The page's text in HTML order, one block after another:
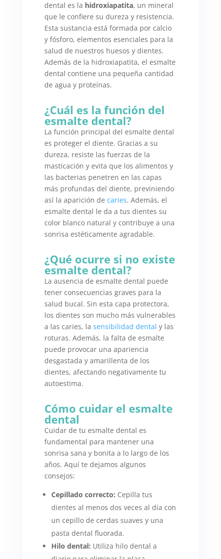
dental es la hidroxiapatita, un mineral
que le confiere su dureza y resistencia.
Esta sustancia está formada por calcio
y fósforo, elementos esenciales para la
salud de nuestros huesos y dientes.
Además de la hidroxiapatita, el esmalte
dental contiene una pequeña cantidad
de agua y proteínas.
¿Cuál es la función del
esmalte dental?
La función principal del esmalte dental
es proteger el diente. Gracias a su
dureza, resiste las fuerzas de la
masticación y evita que los alimentos y
las bacterias penetren en las capas
más profundas del diente, previniendo
así la aparición de caries. Además, el
esmalte dental le da a tus dientes su
color blanco natural y contribuye a una
sonrisa estéticamente agradable.
¿Qué ocurre si no existe
esmalte dental?
La ausencia de esmalte dental puede
tener consecuencias graves para la
salud bucal. Sin esta capa protectora,
los dientes son mucho más vulnerables
a las caries, la sensibilidad dental y las
roturas. Además, la falta de esmalte
puede provocar una apariencia
desgastada y amarillenta de los
dientes, afectando negativamente tu
autoestima.
Cómo cuidar el esmalte
dental
Cuidar de tu esmalte dental es
fundamental para mantener una
sonrisa sana y bonita a lo largo de los
años. Aquí te dejamos algunos
consejos:
Cepillado correcto: Cepilla tus
dientes al menos dos veces al día con
un cepillo de cerdas suaves y una
pasta dental fluorada.
Hilo dental: Utiliza hilo dental a